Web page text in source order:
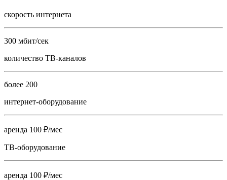
скорость интернета
300 мбит/сек
количество ТВ-каналов
более 200
интернет-оборудование
аренда 100 ₽/мес
ТВ-оборудование
аренда 100 ₽/мес